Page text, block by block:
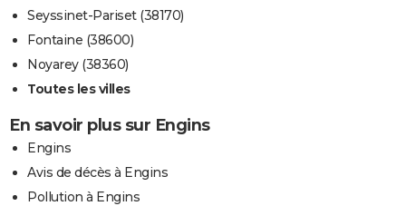
Seyssinet-Pariset (38170)
Fontaine (38600)
Noyarey (38360)
Toutes les villes
En savoir plus sur Engins
Engins
Avis de décès à Engins
Pollution à Engins